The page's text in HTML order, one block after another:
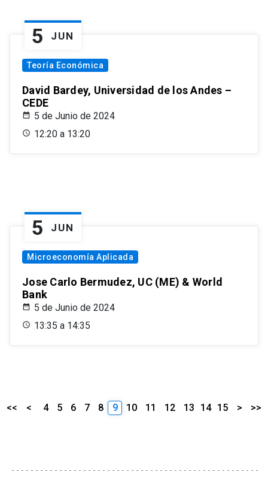
5 JUN
Teoría Económica
David Bardey, Universidad de los Andes –
CEDE
5 de Junio de 2024
12:20 a 13:20
5 JUN
Microeconomía Aplicada
Jose Carlo Bermudez, UC (ME) & World
Bank
5 de Junio de 2024
13:35 a 14:35
<< < 4 5 6 7 8 9 10 11 12 13 14 15 > >>